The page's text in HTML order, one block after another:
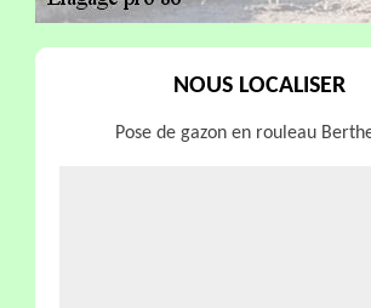
NOUS LOCALISER
Pose de gazon en rouleau